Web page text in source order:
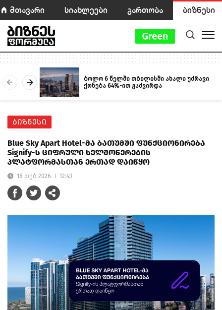
მთავარი სიახლეები გართობა ბიზნესი
ბოლო 6 წელში თბილისში ახალი უძრავი
ქონება 64%-ით გაძვირდა
ბიზნესი
Blue Sky Apart Hotel-მა ბათუმში ფუნქციონირება
Signify-ს ციფრული ხელმოწერების
პლატფორმასთან ერთად დაიწყო
18 თებ 2026 12:43